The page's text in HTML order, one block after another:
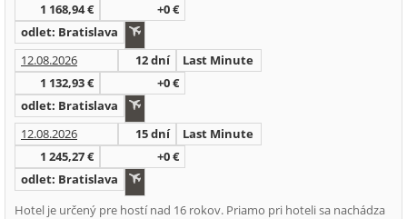
1 168,94 €
+0 €
odlet: Bratislava
12.08.2026
12 dní
Last Minute
1 132,93 €
+0 €
odlet: Bratislava
12.08.2026
15 dní
Last Minute
1 245,27 €
+0 €
odlet: Bratislava
Hotel je určený pre hostí nad 16 rokov. Priamo pri hoteli sa nachádza